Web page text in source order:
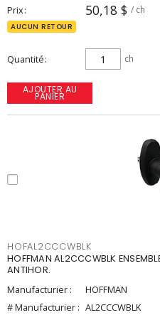
Prix 50,18 $ / ch
AUCUN RETOUR
Quantité ch
AJOUTER AU
PANIER
HOFAL2CCCWBLK
HOFFMAN AL2CCCWBLK
ANTIHOR.
Manufacturier :
HOFFMAN
# Manufacturier : AL2CCCWBLK